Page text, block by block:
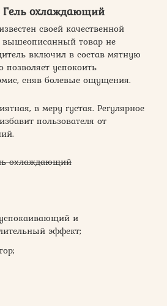
Гель охлаждающий
своей качественной
вышеописанный товар не
включил в состав мятную
позволяет успокоить
сняв болевые ощущения.
в меру густая. Регулярное
пользователя от
охлаждающий
и
эффект;